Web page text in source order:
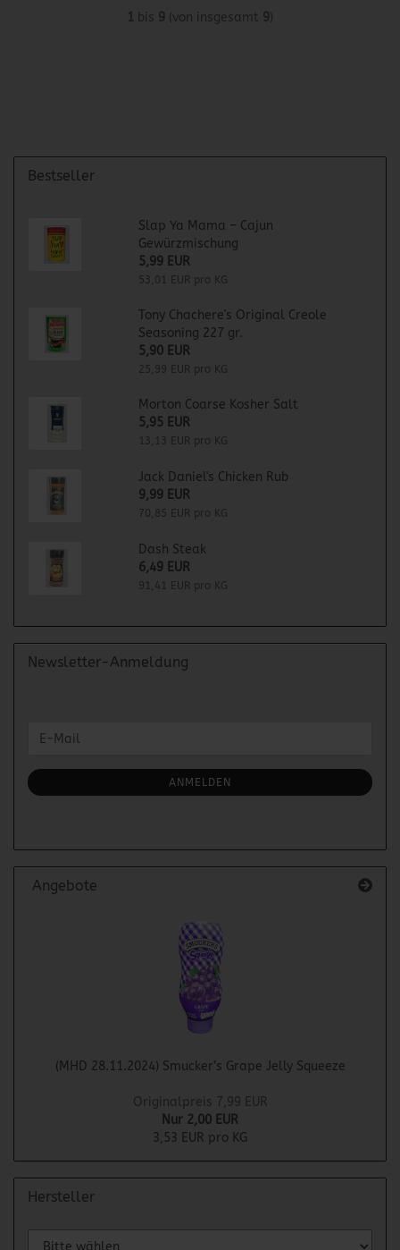
1 bis 9 (von insgesamt 9)
Bestseller
Slap Ya Mama – Cajun
Gewürzmischung
5,99 EUR
53,01 EUR pro KG
Tony Chachere's Original Creole
Seasoning 227 gr.
5,90 EUR
25,99 EUR pro KG
Morton Coarse Kosher Salt
5,95 EUR
13,13 EUR pro KG
Jack Daniel's Chicken Rub
9,99 EUR
70,85 EUR pro KG
Dash Steak
6,49 EUR
91,41 EUR pro KG
Newsletter-Anmeldung
ZUR
ANMELDUNG
E-
ANMELDEN
Angebote
(MHD 28.11.2024) Smucker’s Grape Jelly Squeeze
Originalpreis 7,99 EUR
Nur 2,00 EUR
3,53 EUR pro KG
Hersteller